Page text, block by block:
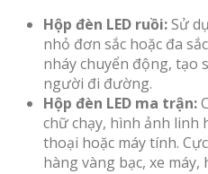
Hộp đèn LED ruồi:Sử
nhỏ đơn sắc hoặc đa
nháy chuyển động, tạo
người đi đường.
Hộp đèn LED ma trận:
chữ chạy, hình ảnh linh
thoại hoặc máy tính.
hàng vàng bạc, xe máy,